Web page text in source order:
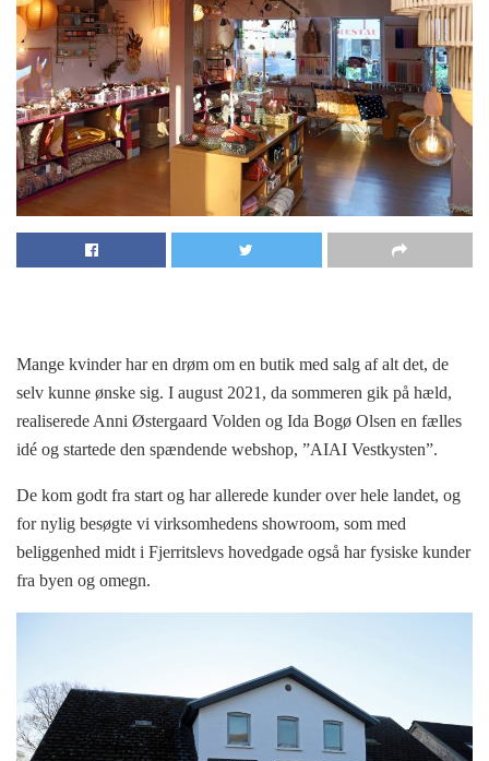
Mange kvinder har en drøm om en butik med salg af alt det, de
selv kunne ønske sig. I august 2021, da sommeren gik på hæld,
realiserede Anni Østergaard Volden og Ida Bogø Olsen en fælles
idé og startede den spændende webshop, ”AIAI Vestkysten”.
De kom godt fra start og har allerede kunder over hele landet, og
for nylig besøgte vi virksomhedens showroom, som med
beliggenhed midt i Fjerritslevs hovedgade også har fysiske kunder
fra byen og omegn.